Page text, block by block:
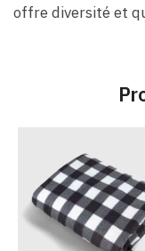
offre diversité et